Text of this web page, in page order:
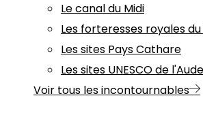
Le canal du Midi
Les forteresses royales
Les sites Pays Cathare
Les sites UNESCO de l'Aude
Voir tous les incontournables